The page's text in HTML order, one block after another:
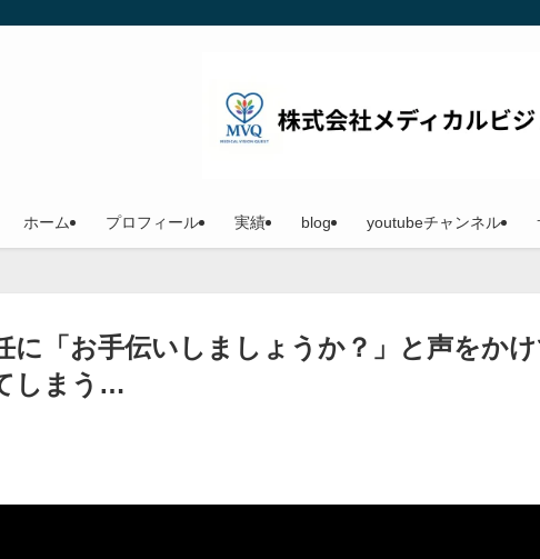
ホーム プロフィール 実績 blog youtubeチャンネル
に「お手伝いしましょうか？」と声をか
しまう…